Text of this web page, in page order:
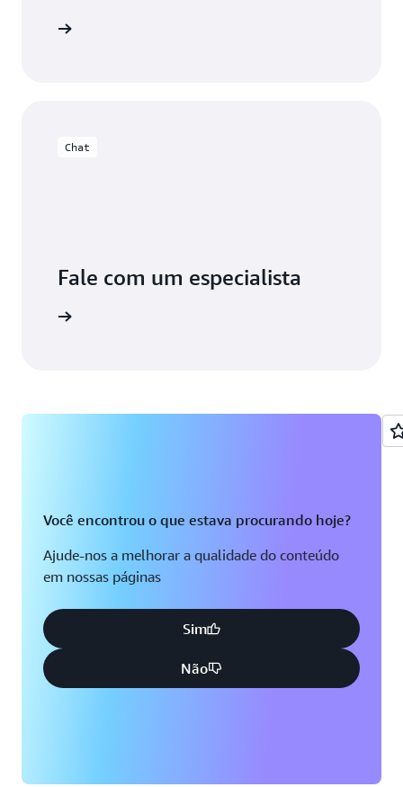
Chat
Fale com um especialista
Você encontrou o que estava procurando hoje?
Ajude-nos a melhorar a qualidade do conteúdo
em nossas páginas
Sim
Não